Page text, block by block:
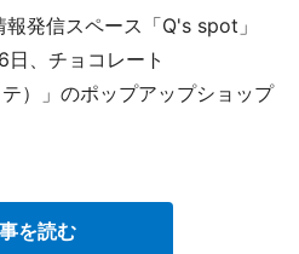
発信スペース「Q's spot」
日、チョコレート
）」のポップアップショップ
を読む